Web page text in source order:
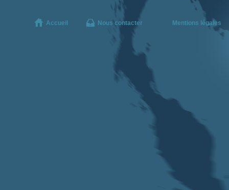
Accueil Nous contacter Mentions légales